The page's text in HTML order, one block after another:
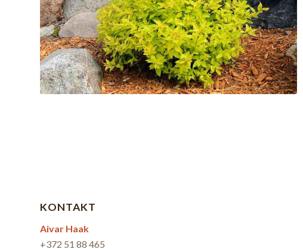
KONTAKT
Aivar Haak
+372 51 88 465